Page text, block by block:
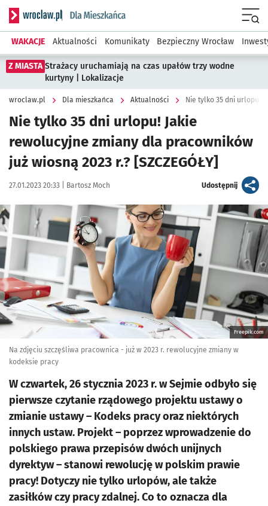
Serwis informacyjny wroclaw.pl podserwis: Dla mieszkańca
WAKACJE Aktualności Komunikaty Bezpieczny Wrocław
Z MIASTA Strażacy uruchamiają na czas upałów trzy wodne
kurtyny | Lokalizacje
wroclaw.pl Dla mieszkańca Aktualności
Nie tylko 35 dni urlopu! Jakie
rewolucyjne zmiany dla pracowników
już wiosną 2023 r.? [SZCZEGÓŁY]
Data publikacji:
27.01.2023 20:33 | Autor:
Bartosz Moch Udostępnijartykuł
Kliknij, aby powiększyć
Freepik.com
Na zdjęciu szczęśliwa pracownica - już w 2023 r. rewolucyjne zmiany w
kodeksie pracy
W czwartek, 26 stycznia 2023 r. w Sejmie odbyło się
pierwsze czytanie rządowego projektu ustawy o
zmianie ustawy – Kodeks pracy oraz niektórych
innych ustaw. Projekt – poprzez wprowadzenie do
polskiego prawa przepisów dwóch unijnych
dyrektyw – stanowi rewolucję w polskim prawie
pracy! Dotyczy nie tylko urlopów, ale także
zasiłków czy pracy zdalnej. Co to oznacza dla